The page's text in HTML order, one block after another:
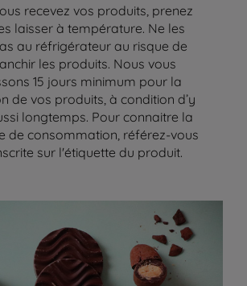
recevez vos produits, prenez
laisser à température. Ne les
au réfrigérateur au risque de
les produits. Nous vous
15 jours minimum pour la
de vos produits, à condition d’y
longtemps. Pour connaitre la
de consommation, référez-vous
sur l'étiquette du produit.